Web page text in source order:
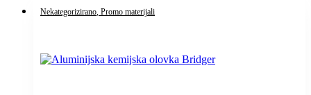
Nekategorizirano , Promo materijali